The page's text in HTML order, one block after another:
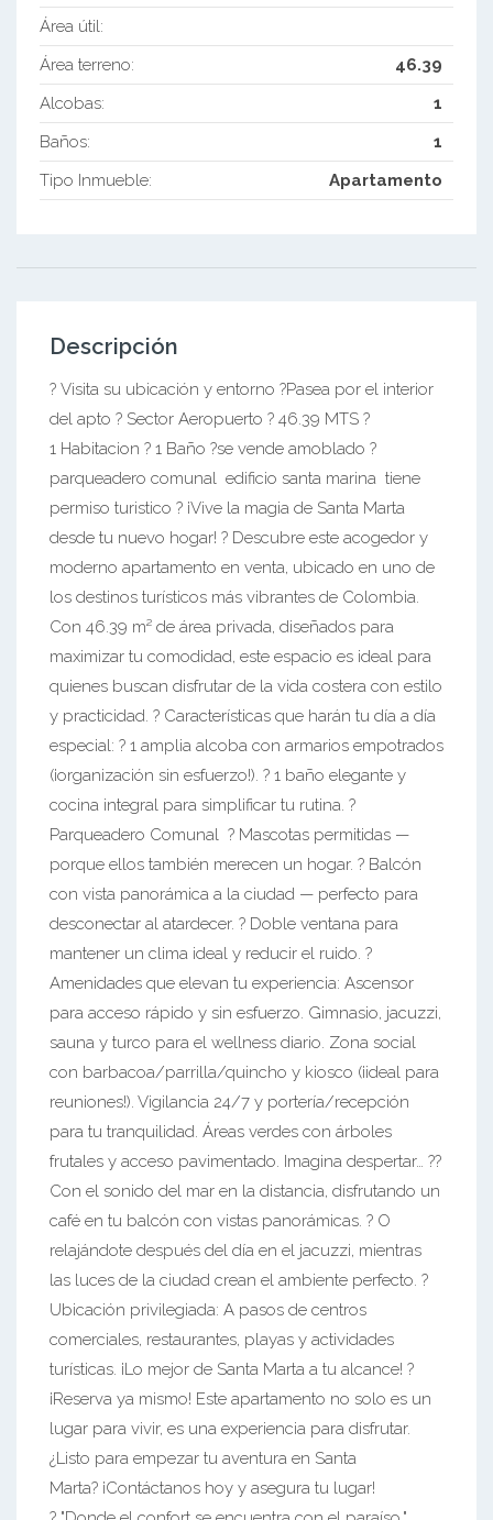
Área útil:
Área terreno:
46.39
Alcobas:
1
Baños:
1
Tipo Inmueble:
Apartamento
Descripción
? Visita su ubicación y entorno ?Pasea por el interior
del apto ? Sector Aeropuerto ? 46.39 MTS ?
1 Habitacion ? 1 Baño ?se vende amoblado ?
parqueadero comunal edificio santa marina tiene
permiso turistico ? ¡Vive la magia de Santa Marta
desde tu nuevo hogar! ? Descubre este acogedor y
moderno apartamento en venta, ubicado en uno de
los destinos turísticos más vibrantes de Colombia.
Con 46.39 m² de área privada, diseñados para
maximizar tu comodidad, este espacio es ideal para
quienes buscan disfrutar de la vida costera con estilo
y practicidad. ? Características que harán tu día a día
especial: ? 1 amplia alcoba con armarios empotrados
(¡organización sin esfuerzo!). ? 1 baño elegante y
cocina integral para simplificar tu rutina. ?
Parqueadero Comunal ? Mascotas permitidas —
porque ellos también merecen un hogar. ? Balcón
con vista panorámica a la ciudad — perfecto para
desconectar al atardecer. ? Doble ventana para
mantener un clima ideal y reducir el ruido. ?
Amenidades que elevan tu experiencia: Ascensor
para acceso rápido y sin esfuerzo. Gimnasio, jacuzzi,
sauna y turco para el wellness diario. Zona social
con barbacoa/parrilla/quincho y kiosco (¡ideal para
reuniones!). Vigilancia 24/7 y portería/recepción
para tu tranquilidad. Áreas verdes con árboles
frutales y acceso pavimentado. Imagina despertar… ??
Con el sonido del mar en la distancia, disfrutando un
café en tu balcón con vistas panorámicas. ? O
relajándote después del día en el jacuzzi, mientras
las luces de la ciudad crean el ambiente perfecto. ?
Ubicación privilegiada: A pasos de centros
comerciales, restaurantes, playas y actividades
turísticas. ¡Lo mejor de Santa Marta a tu alcance! ?
¡Reserva ya mismo! Este apartamento no solo es un
lugar para vivir, es una experiencia para disfrutar.
¿Listo para empezar tu aventura en Santa
Marta? ¡Contáctanos hoy y asegura tu lugar!